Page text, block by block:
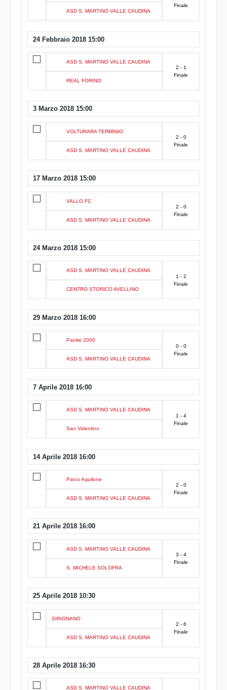
ASD S. MARTINO VALLE CAUDINA
Finale
24 Febbraio 2018 15:00
ASD S. MARTINO VALLE CAUDINA
REAL FORINO
2 - 1
Finale
3 Marzo 2018 15:00
VOLTURARA TERMINIO
ASD S. MARTINO VALLE CAUDINA
2 - 0
Finale
17 Marzo 2018 15:00
VALLO FC
ASD S. MARTINO VALLE CAUDINA
2 - 0
Finale
24 Marzo 2018 15:00
ASD S. MARTINO VALLE CAUDINA
CENTRO STORICO AVELLINO
1 - 2
Finale
29 Marzo 2018 16:00
Paolisi 2000
ASD S. MARTINO VALLE CAUDINA
0 - 0
Finale
7 Aprile 2018 16:00
ASD S. MARTINO VALLE CAUDINA
San Valentino
1 - 4
Finale
14 Aprile 2018 16:00
Parco Aquilone
ASD S. MARTINO VALLE CAUDINA
2 - 0
Finale
21 Aprile 2018 16:00
ASD S. MARTINO VALLE CAUDINA
S. MICHELE SOLOFRA
3 - 4
Finale
25 Aprile 2018 10:30
SIRIGNANO
ASD S. MARTINO VALLE CAUDINA
2 - 6
Finale
28 Aprile 2018 16:30
ASD S. MARTINO VALLE CAUDINA